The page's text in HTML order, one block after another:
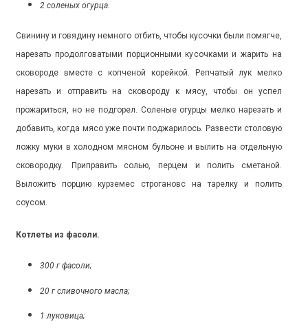
2 соленых огурца.
Свинину и говядину немного отбить, чтобы кусочки были помягче,
нарезать продолговатыми порционными кусочками и жарить на
сковороде вместе с копченой корейкой. Репчатый лук мелко
нарезать и отправить на сковороду к мясу, чтобы он успел
прожариться, но не подгорел. Соленые огурцы мелко нарезать и
добавить, когда мясо уже почти поджарилось. Развести столовую
ложку муки в холодном мясном бульоне и вылить на отдельную
сковородку. Приправить солью, перцем и полить сметаной.
Выложить порцию курземес строгановс на тарелку и полить
соусом.
Котлеты из фасоли.
300 г фасоли;
20 г сливочного масла;
1 луковица;